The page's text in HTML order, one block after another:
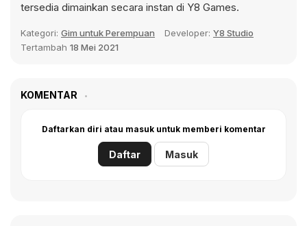
tersedia dimainkan secara instan di Y8 Games.
Kategori: Gim untuk Perempuan Developer: Y8 Studio
Tertambah 18 Mei 2021
KOMENTAR
Daftarkan diri atau masuk untuk memberi komentar
Daftar Masuk